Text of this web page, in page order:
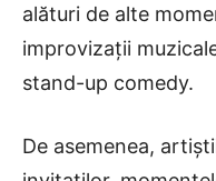
alături de alte
improvizații
stand-up comedy.
De asemenea,